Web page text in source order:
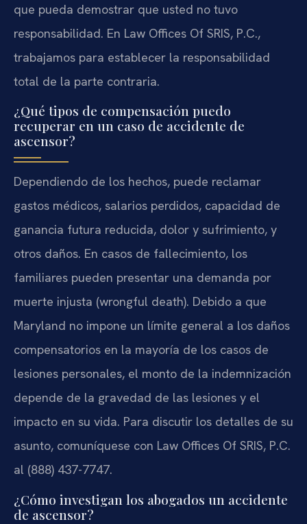
que pueda demostrar que usted no tuvo
responsabilidad. En Law Offices Of SRIS, P.C.,
trabajamos para establecer la responsabilidad
total de la parte contraria.
¿Qué tipos de compensación puedo
recuperar en un caso de accidente de
ascensor?
Dependiendo de los hechos, puede reclamar
gastos médicos, salarios perdidos, capacidad de
ganancia futura reducida, dolor y sufrimiento, y
otros daños. En casos de fallecimiento, los
familiares pueden presentar una demanda por
muerte injusta (wrongful death). Debido a que
Maryland no impone un límite general a los daños
compensatorios en la mayoría de los casos de
lesiones personales, el monto de la indemnización
depende de la gravedad de las lesiones y el
impacto en su vida. Para discutir los detalles de su
asunto, comuníquese con Law Offices Of SRIS, P.C.
al (888) 437-7747.
¿Cómo investigan los abogados un accidente
de ascensor?